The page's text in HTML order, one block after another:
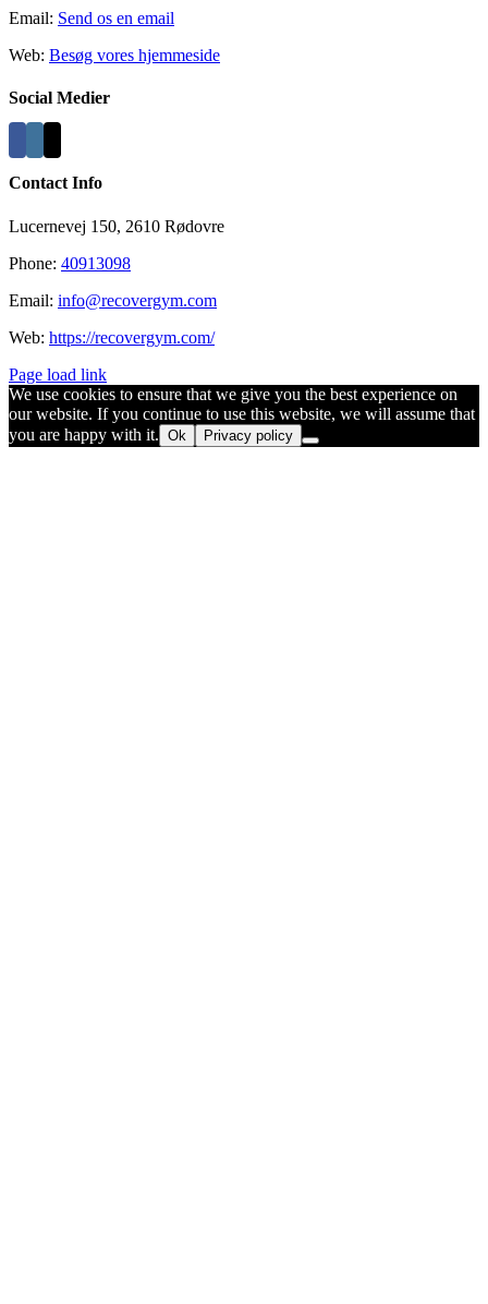
Email: Send os en email
Web: Besøg vores hjemmeside
Social Medier
Contact Info
Lucernevej 150, 2610 Rødovre
Phone: 40913098
Email: info@recovergym.com
Web: https://recovergym.com/
Page load link
We use cookies to ensure that we give you the best experience on
our website. If you continue to use this website, we will assume that
you are happy with it. Ok Privacy policy